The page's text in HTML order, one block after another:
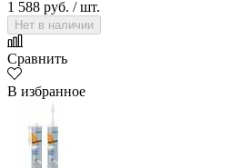
1 588 руб. / шт.
Нет в наличии
Сравнить
В избранное